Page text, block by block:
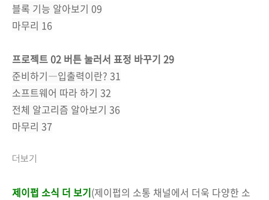
블록 기능 알아보기 09
마무리 16
프로젝트 02 버튼 눌러서 표정 바꾸기 29
준비하기―입출력이란? 31
소프트웨어 따라 하기 32
전체 알고리즘 알아보기 36
마무리 37
더보기
제이펍 소식 더 보기(제이펍의 소통 채널에서 더욱 다양한 소